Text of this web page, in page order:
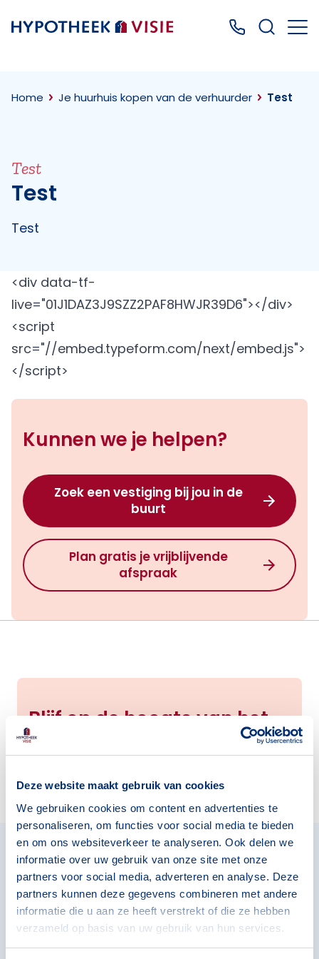
Deze website maakt gebruik van cookies
We gebruiken cookies om content en advertenties te
personaliseren, om functies voor social media te bieden
en om ons websiteverkeer te analyseren. Ook delen we
informatie over uw gebruik van onze site met onze
partners voor social media, adverteren en analyse. Deze
partners kunnen deze gegevens combineren met andere
informatie die u aan ze heeft verstrekt of die ze hebben
verzameld op basis van uw gebruik van hun services.
Terug naar home Bel ons: 0499
Home Je huurhuis kopen van de verhuurder Test
Test
Test
Test
<div data-tf-
live="01J1DAZ3J9SZZ2PAF8HWJR39D6"></div>
<script
src="//embed.typeform.com/next/embed.js">
</script>
Kunnen we je helpen?
Zoek een vestiging bij jou in de
buurt
Plan gratis je vrijblijvende
afspraak
Blijf op de hoogte van het
laatste nieuws over
Vul je gegevens in en mis niets meer!
Afmelden is eenvoudig en kan op elk
moment.
E-mailadres
Ja, ik schrijf me in